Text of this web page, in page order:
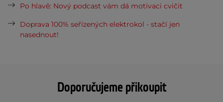
Doporučujeme přikoupit
Po hlavě: Nový podcast vám dá motivaci cvičit
Doprava 100% seřízených elektrokol - stačí jen
nasednout!